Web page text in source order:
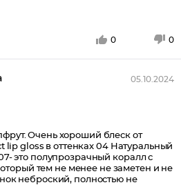
0 0
05.10.2024
Очень хороший блеск от
lip gloss в оттенках 04 Натуральный
это полупрозрачный коралл с
тем не менее не заметен и не
неброский, полностью не